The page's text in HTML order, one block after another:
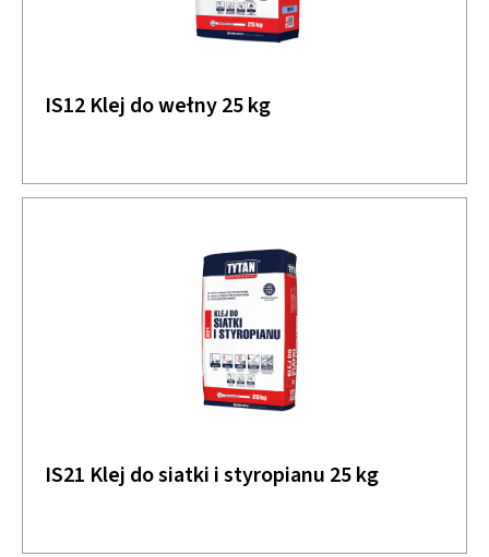
IS12 Klej do wełny 25 kg
IS21 Klej do siatki i styropianu 25 kg